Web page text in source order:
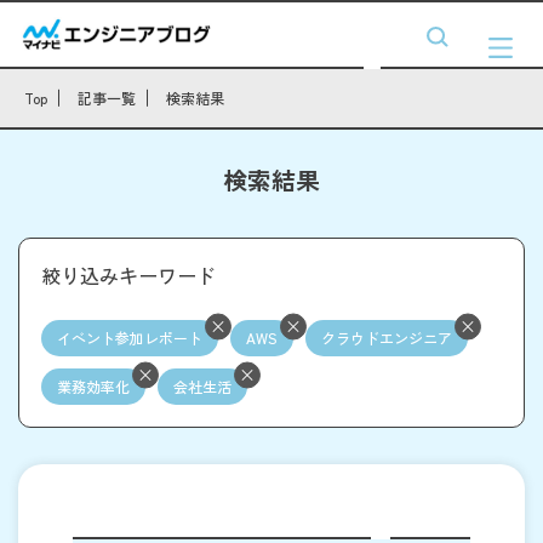
Top 記事一覧 検索結果
検索結果
絞り込みキーワード
イベント参加レポート AWS クラウドエンジニア
業務効率化 会社生活